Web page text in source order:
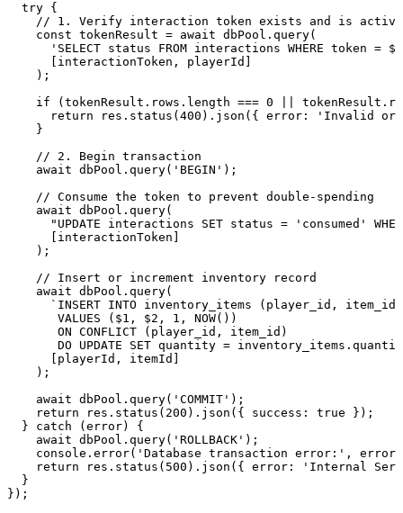
  try {
    // 1. Verify interaction token exists and is active
    const tokenResult = await dbPool.query(
'SELECT status FROM interactions WHERE token =
      [interactionToken, playerId]
    );
if (tokenResult.rows.length === 0 ||
return res.status(400).json({ error: 'Invalid
    }
    // 2. Begin transaction
    await dbPool.query('BEGIN');
    // Consume the token to prevent double-spending
    await dbPool.query(
"UPDATE interactions SET status = 'consumed'
      [interactionToken]
    );
    // Insert or increment inventory record
    await dbPool.query(
`INSERT INTO inventory_items (player_id,
       VALUES ($1, $2, 1, NOW())
       ON CONFLICT (player_id, item_id)
DO UPDATE SET quantity =
      [playerId, itemId]
    );
    await dbPool.query('COMMIT');
    return res.status(200).json({ success: true });
  } catch (error) {
    await dbPool.query('ROLLBACK');
console.error('Database transaction error:',
return res.status(500).json({ error: 'Internal
  }